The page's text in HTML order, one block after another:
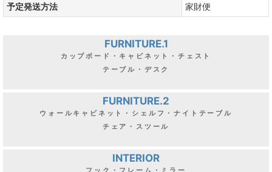
予定発送方法
家財便
FURNITURE.1
カップボード・キャビネット・チェスト
テーブル・デスク
FURNITURE.2
ウォールキャビネット・シェルフ・ナイトテーブル
チェア・スツール
INTERIOR
フック・フレーム・ミラー